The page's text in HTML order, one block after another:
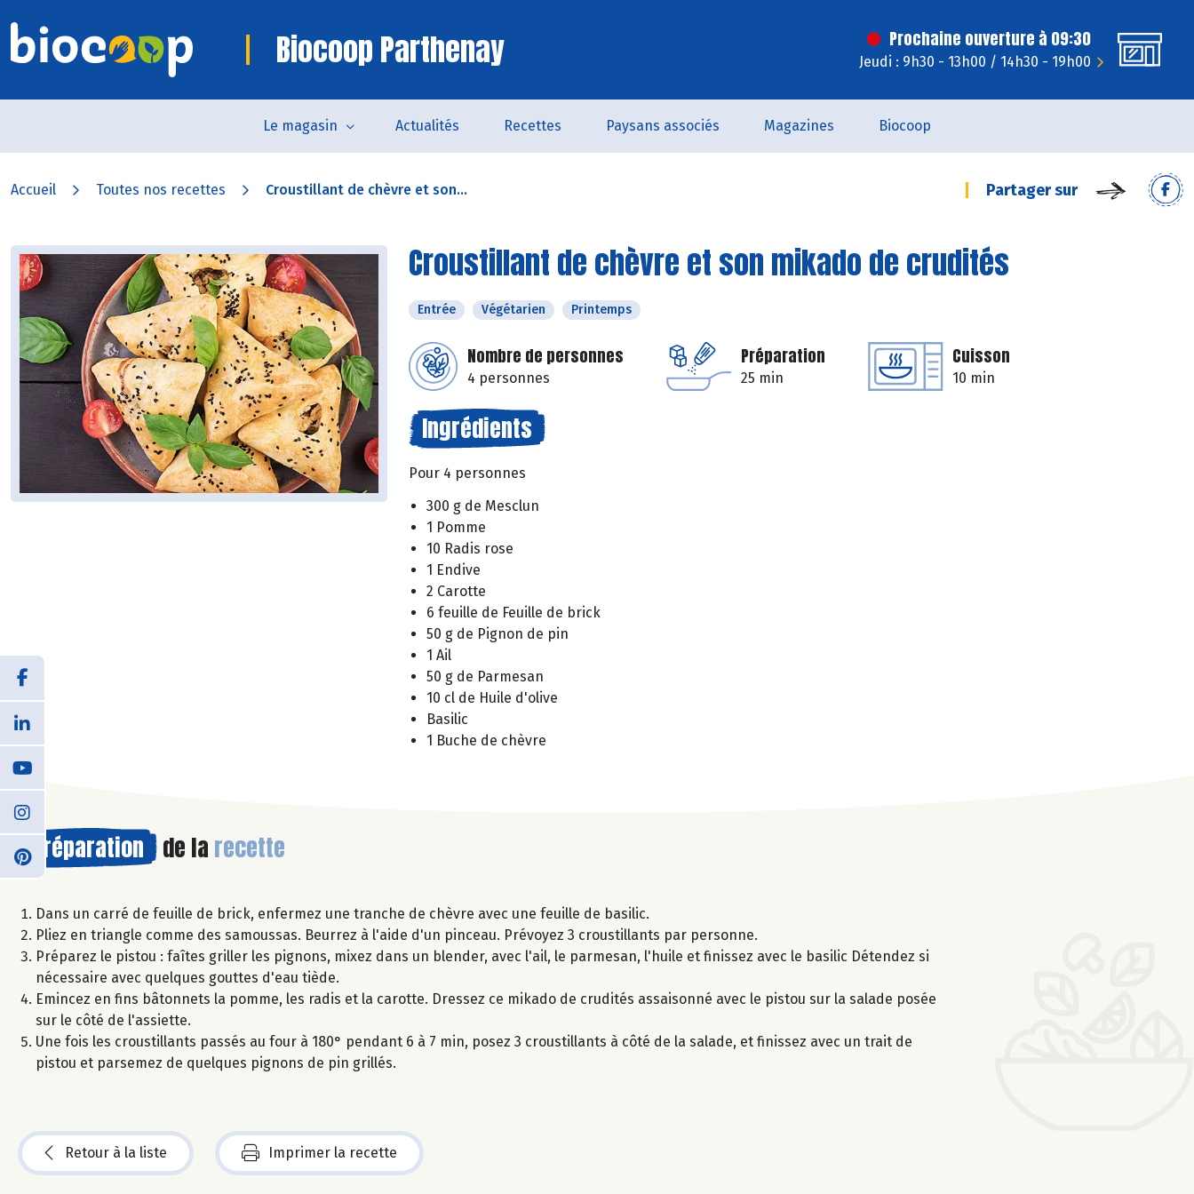
Biocoop Parthenay Prochaine ouverture à 09:30
Jeudi : 9h30 - 13h00 / 14h30 - 19h00
Le magasin Actualités Recettes Paysans associés Magazines Biocoop
Accueil Toutes nos recettes Croustillant de chèvre et son... Partager sur
Croustillant de chèvre et son mikado de crudités
Entrée Végétarien Printemps
Nombre de personnes
4 personnes
Préparation
25 min
Cuisson
10 min
Ingrédients
Pour 4 personnes
300 g de Mesclun
1 Pomme
10 Radis rose
1 Endive
2 Carotte
6 feuille de Feuille de brick
50 g de Pignon de pin
1 Ail
50 g de Parmesan
10 cl de Huile d'olive
Basilic
1 Buche de chèvre
Préparation de la recette
Dans un carré de feuille de brick, enfermez une tranche de chèvre avec une feuille de basilic.
Pliez en triangle comme des samoussas. Beurrez à l'aide d'un pinceau. Prévoyez 3 croustillants par personne.
Préparez le pistou : faîtes griller les pignons, mixez dans un blender, avec l'ail, le parmesan, l'huile et finissez avec le basilic Détendez si
nécessaire avec quelques gouttes d'eau tiède.
Emincez en fins bâtonnets la pomme, les radis et la carotte. Dressez ce mikado de crudités assaisonné avec le pistou sur la salade posée
sur le côté de l'assiette.
Une fois les croustillants passés au four à 180° pendant 6 à 7 min, posez 3 croustillants à côté de la salade, et finissez avec un trait de
pistou et parsemez de quelques pignons de pin grillés.
Retour à la liste Imprimer la recette